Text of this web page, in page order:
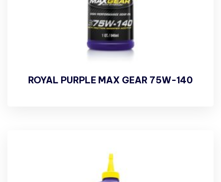
ROYAL PURPLE MAX GEAR 75W-140